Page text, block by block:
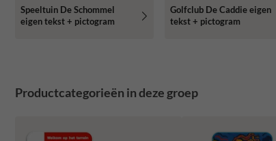
Speeltuin De Schommel
eigen tekst + pictogram
Golfclub De Caddie eigen
tekst + pictogram
Productcategorieën in deze groep